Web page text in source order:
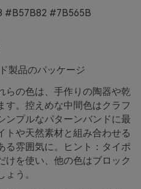
#B57B82 #7B565B
製品のパッケージ
らの色は、手作りの陶器や乾
す。控えめな中間色はクラフ
ンプルなパターンバンドに最
トや天然素材と組み合わせる
る雰囲気に。ヒント：タイポ
けを使い、他の色はブロック
う。